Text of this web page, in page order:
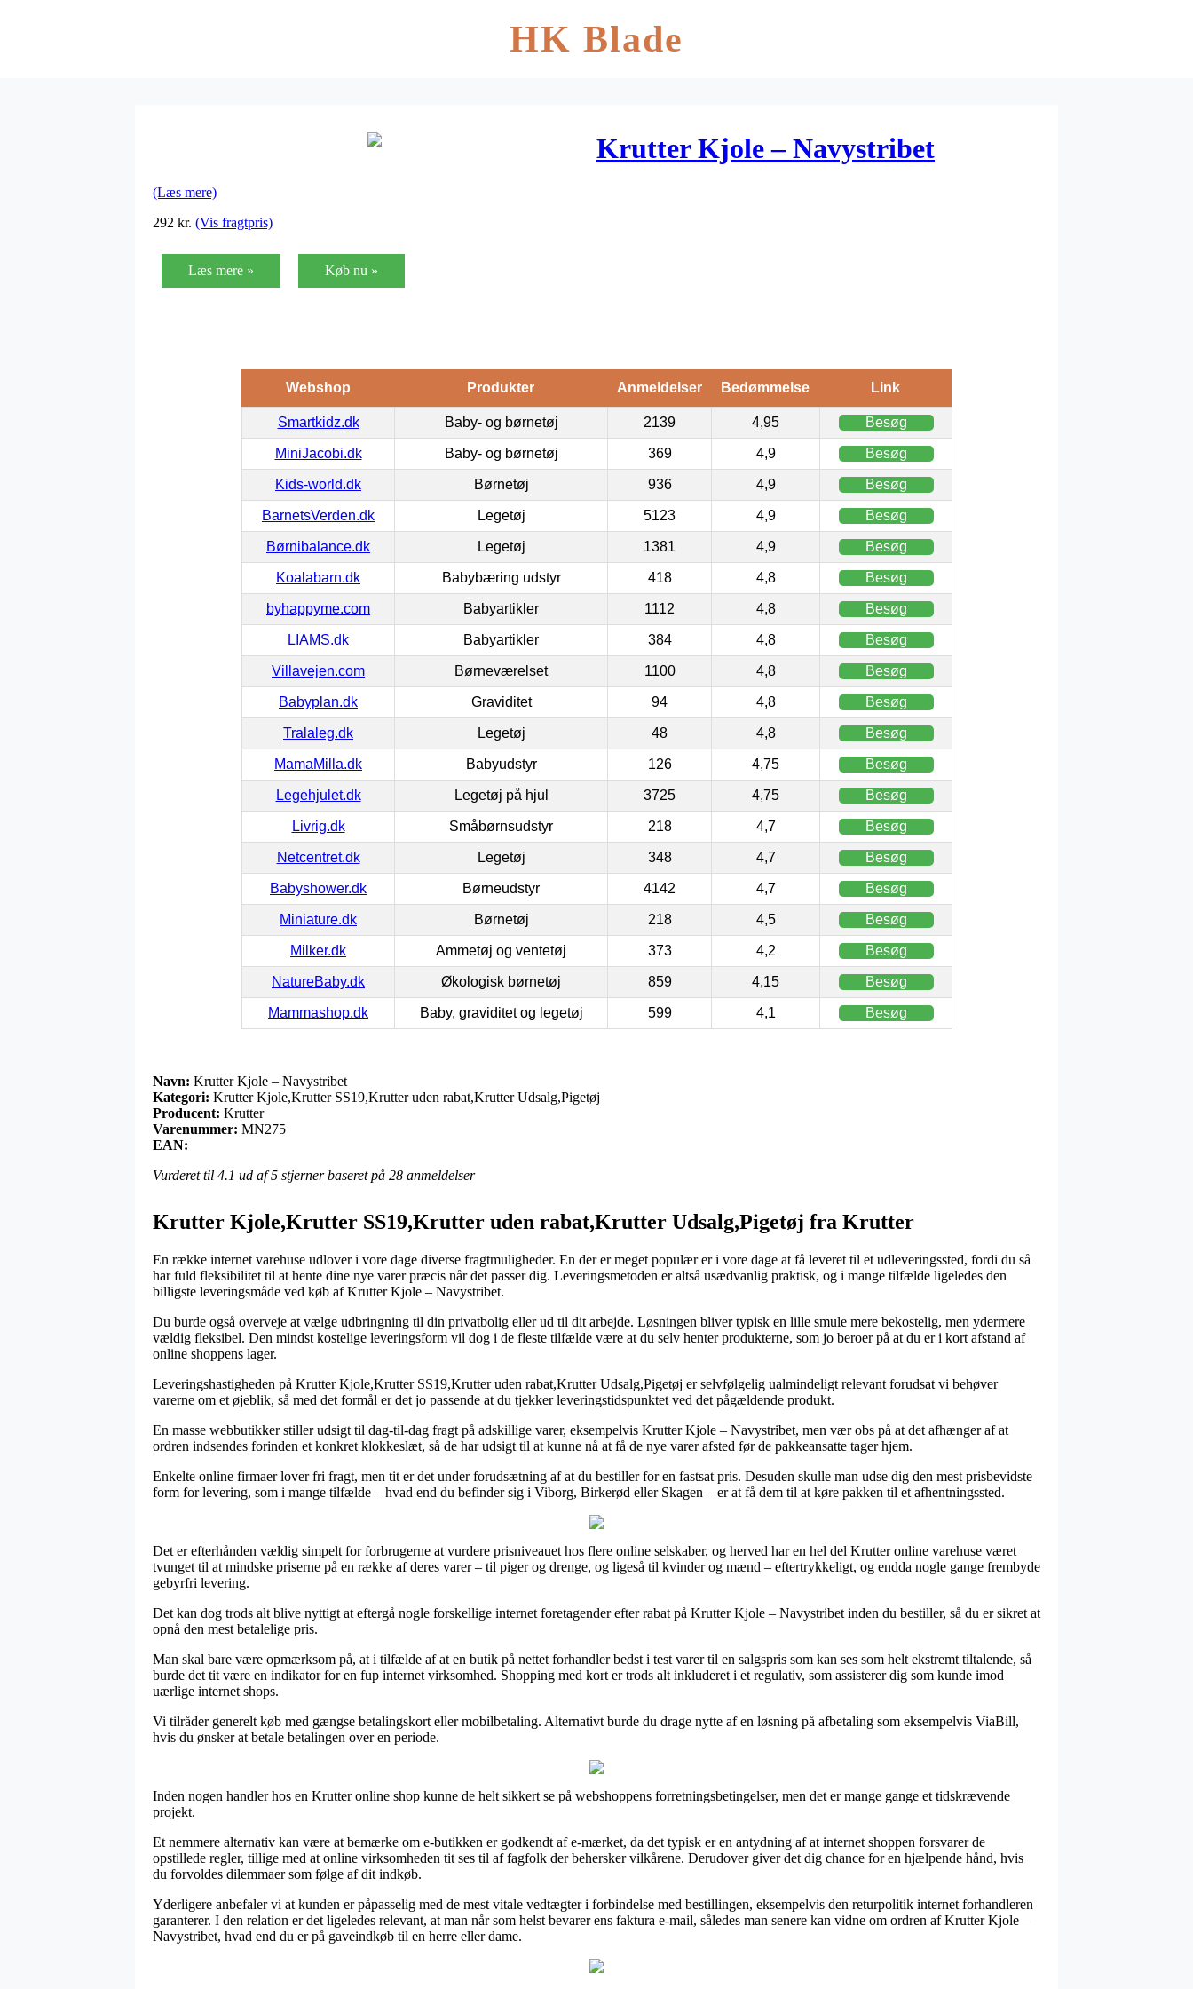
HK Blade
Krutter Kjole – Navystribet
(Læs mere)
292 kr. (Vis fragtpris)
Læs mere » Køb nu »
Webshop Produkter Anmeldelser Bedømmelse Link
Smartkidz.dk Baby- og børnetøj 2139 4,95 Besøg
MiniJacobi.dk Baby- og børnetøj 369 4,9 Besøg
Kids-world.dk Børnetøj 936 4,9 Besøg
BarnetsVerden.dk Legetøj 5123 4,9 Besøg
Børnibalance.dk Legetøj 1381 4,9 Besøg
Koalabarn.dk Babybæring udstyr 418 4,8 Besøg
byhappyme.com Babyartikler 1112 4,8 Besøg
LIAMS.dk Babyartikler 384 4,8 Besøg
Villavejen.com Børneværelset 1100 4,8 Besøg
Babyplan.dk Graviditet 94 4,8 Besøg
Tralaleg.dk Legetøj 48 4,8 Besøg
MamaMilla.dk Babyudstyr 126 4,75 Besøg
Legehjulet.dk Legetøj på hjul 3725 4,75 Besøg
Livrig.dk Småbørnsudstyr 218 4,7 Besøg
Netcentret.dk Legetøj 348 4,7 Besøg
Babyshower.dk Børneudstyr 4142 4,7 Besøg
Miniature.dk Børnetøj 218 4,5 Besøg
Milker.dk Ammetøj og ventetøj 373 4,2 Besøg
NatureBaby.dk Økologisk børnetøj 859 4,15 Besøg
Mammashop.dk Baby, graviditet og legetøj 599 4,1 Besøg
Navn: Krutter Kjole – Navystribet
Kategori: Krutter Kjole,Krutter SS19,Krutter uden rabat,Krutter Udsalg,Pigetøj
Producent: Krutter
Varenummer: MN275
EAN:
Vurderet til 4.1 ud af 5 stjerner baseret på 28 anmeldelser
Krutter Kjole,Krutter SS19,Krutter uden rabat,Krutter Udsalg,Pigetøj fra Krutter
En række internet varehuse udlover i vore dage diverse fragtmuligheder. En der er meget populær er i vore dage at få leveret til et udleveringssted, fordi du så
har fuld fleksibilitet til at hente dine nye varer præcis når det passer dig. Leveringsmetoden er altså usædvanlig praktisk, og i mange tilfælde ligeledes den
billigste leveringsmåde ved køb af Krutter Kjole – Navystribet.
Du burde også overveje at vælge udbringning til din privatbolig eller ud til dit arbejde. Løsningen bliver typisk en lille smule mere bekostelig, men ydermere
vældig fleksibel. Den mindst kostelige leveringsform vil dog i de fleste tilfælde være at du selv henter produkterne, som jo beroer på at du er i kort afstand af
online shoppens lager.
Leveringshastigheden på Krutter Kjole,Krutter SS19,Krutter uden rabat,Krutter Udsalg,Pigetøj er selvfølgelig ualmindeligt relevant forudsat vi behøver
varerne om et øjeblik, så med det formål er det jo passende at du tjekker leveringstidspunktet ved det pågældende produkt.
En masse webbutikker stiller udsigt til dag-til-dag fragt på adskillige varer, eksempelvis Krutter Kjole – Navystribet, men vær obs på at det afhænger af at
ordren indsendes forinden et konkret klokkeslæt, så de har udsigt til at kunne nå at få de nye varer afsted før de pakkeansatte tager hjem.
Enkelte online firmaer lover fri fragt, men tit er det under forudsætning af at du bestiller for en fastsat pris. Desuden skulle man udse dig den mest prisbevidste
form for levering, som i mange tilfælde – hvad end du befinder sig i Viborg, Birkerød eller Skagen – er at få dem til at køre pakken til et afhentningssted.
Det er efterhånden vældig simpelt for forbrugerne at vurdere prisniveauet hos flere online selskaber, og herved har en hel del Krutter online varehuse været
tvunget til at mindske priserne på en række af deres varer – til piger og drenge, og ligeså til kvinder og mænd – eftertrykkeligt, og endda nogle gange frembyde
gebyrfri levering.
Det kan dog trods alt blive nyttigt at eftergå nogle forskellige internet foretagender efter rabat på Krutter Kjole – Navystribet inden du bestiller, så du er sikret at
opnå den mest betalelige pris.
Man skal bare være opmærksom på, at i tilfælde af at en butik på nettet forhandler bedst i test varer til en salgspris som kan ses som helt ekstremt tiltalende, så
burde det tit være en indikator for en fup internet virksomhed. Shopping med kort er trods alt inkluderet i et regulativ, som assisterer dig som kunde imod
uærlige internet shops.
Vi tilråder generelt køb med gængse betalingskort eller mobilbetaling. Alternativt burde du drage nytte af en løsning på afbetaling som eksempelvis ViaBill,
hvis du ønsker at betale betalingen over en periode.
Inden nogen handler hos en Krutter online shop kunne de helt sikkert se på webshoppens forretningsbetingelser, men det er mange gange et tidskrævende
projekt.
Et nemmere alternativ kan være at bemærke om e-butikken er godkendt af e-mærket, da det typisk er en antydning af at internet shoppen forsvarer de
opstillede regler, tillige med at online virksomheden tit ses til af fagfolk der behersker vilkårene. Derudover giver det dig chance for en hjælpende hånd, hvis
du forvoldes dilemmaer som følge af dit indkøb.
Yderligere anbefaler vi at kunden er påpasselig med de mest vitale vedtægter i forbindelse med bestillingen, eksempelvis den returpolitik internet forhandleren
garanterer. I den relation er det ligeledes relevant, at man når som helst bevarer ens faktura e-mail, således man senere kan vidne om ordren af Krutter Kjole –
Navystribet, hvad end du er på gaveindkøb til en herre eller dame.